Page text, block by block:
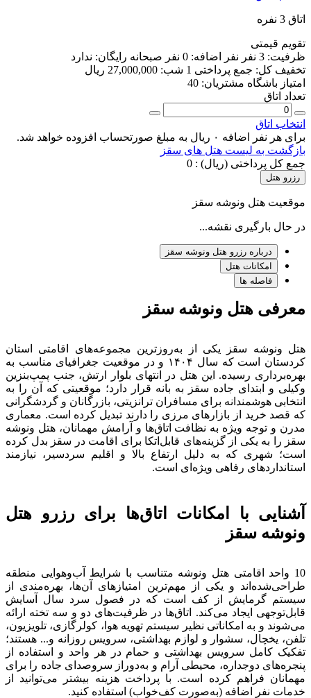
اتاق 3 نفره
تقویم قیمتی
ظرفیت: 3 نفر نفر اضافه: 0 نفر صبحانه رایگان: ندارد
تخفیف کل: جمع پرداختی 1 شب:
27,000,000 ریال
امتیاز باشگاه مشتریان: 40
تعداد اتاق
انتخاب اتاق
برای هر نفر اضافه ۰ ریال به مبلغ صورتحساب افزوده خواهد شد.
بازگشت به لیست هتل های سقز
جمع کل پرداختی (ریال) : 0
رزرو هتل
موقعیت هتل ونوشه سقز
در حال بارگیری نقشه...
درباره رزرو هتل ونوشه سقز
امکانات هتل
فاصله ها
معرفی هتل ونوشه سقز
هتل ونوشه سقز یکی از به‌روزترین مجموعه‌های اقامتی استان
کردستان است که سال ۱۴۰۴ و در موقعیت جغرافیای مناسب به
بهره‌برداری رسیده. این هتل در انتهای بلوار ارتش، جنب پمپ‌بنزین
وکیلی و ابتدای جاده سقز به بانه قرار دارد؛ موقعیتی که آن را به
انتخابی هوشمندانه برای مسافران ترانزیتی، بازرگانان و گردشگرانی
که قصد خرید از بازارهای مرزی را دارند تبدیل کرده است. معماری
مدرن و توجه ویژه به نظافت اتاق‌ها و آرامش مهمانان، هتل ونوشه
سقز را به یکی از گزینه‌های قابل‌اتکا برای اقامت در سقز بدل کرده
است؛ شهری که به دلیل ارتفاع بالا و اقلیم سردسیر، نیازمند
استانداردهای رفاهی ویژه‌ای است.
آشنایی با امکانات اتاق‌ها برای رزرو هتل
ونوشه سقز
10 واحد اقامتی هتل ونوشه متناسب با شرایط آب‌وهوایی منطقه
طراحی‌شده‌اند و یکی از مهم‌ترین امتیازهای آن‌ها، بهره‌مندی از
سیستم گرمایش از کف است که در فصول سرد سال آسایش
قابل‌توجهی ایجاد می‌کند. اتاق‌ها در ظرفیت‌های دو و سه تخته ارائه
می‌شوند و به امکاناتی نظیر سیستم تهویه هوا، کولرگازی، تلویزیون،
تلفن، یخچال، سشوار و لوازم بهداشتی، سرویس روزانه و... هستند؛
تفکیک کامل سرویس بهداشتی و حمام در هر واحد و استفاده از
پنجره‌های دوجداره، محیطی آرام و به‌دوراز سروصدای جاده را برای
مهمانان فراهم کرده است. با پرداخت هزینه بیشتر می‌توانید از
خدمات نفر اضافه (به‌صورت کف‌خواب) استفاده کنید.